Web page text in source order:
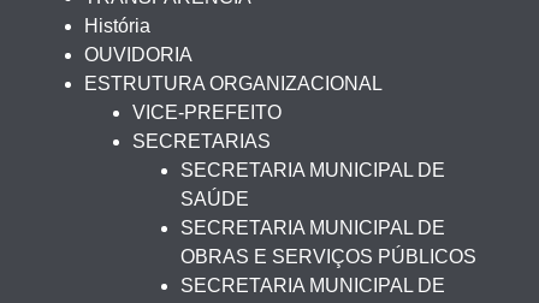
História
OUVIDORIA
ESTRUTURA ORGANIZACIONAL
VICE-PREFEITO
SECRETARIAS
SECRETARIA MUNICIPAL DE
SAÚDE
SECRETARIA MUNICIPAL DE
OBRAS E SERVIÇOS PÚBLICOS
SECRETARIA MUNICIPAL DE